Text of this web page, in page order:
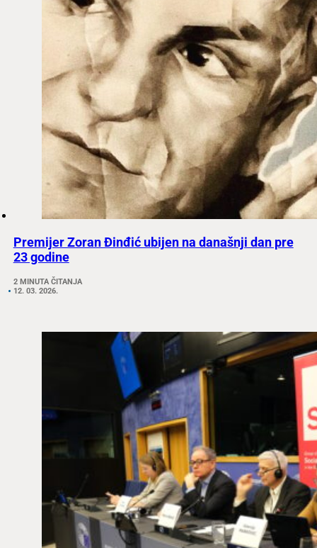
Premijer Zoran Đinđić ubijen na današnji dan pre
23 godine
2 MINUTA ČITANJA
12. 03. 2026.